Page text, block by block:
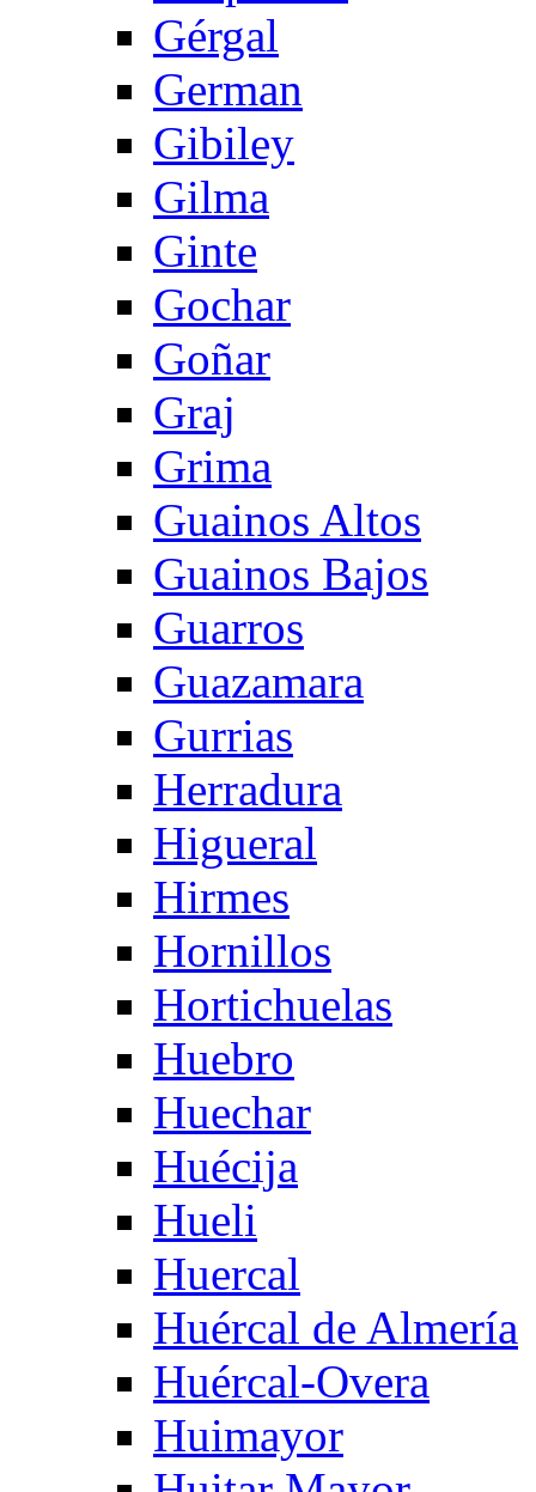
Gérgal
German
Gibiley
Gilma
Ginte
Gochar
Goñar
Graj
Grima
Guainos Altos
Guainos Bajos
Guarros
Guazamara
Gurrias
Herradura
Higueral
Hirmes
Hornillos
Hortichuelas
Huebro
Huechar
Huécija
Hueli
Huercal
Huércal de Almería
Huércal-Overa
Huimayor